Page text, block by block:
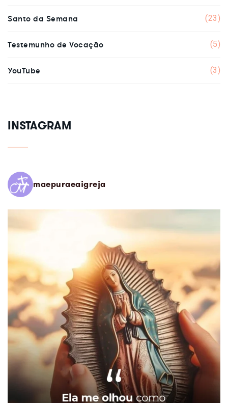
Santo da Semana (23)
Testemunho de Vocação (5)
YouTube (3)
INSTAGRAM
maepuraeaigreja